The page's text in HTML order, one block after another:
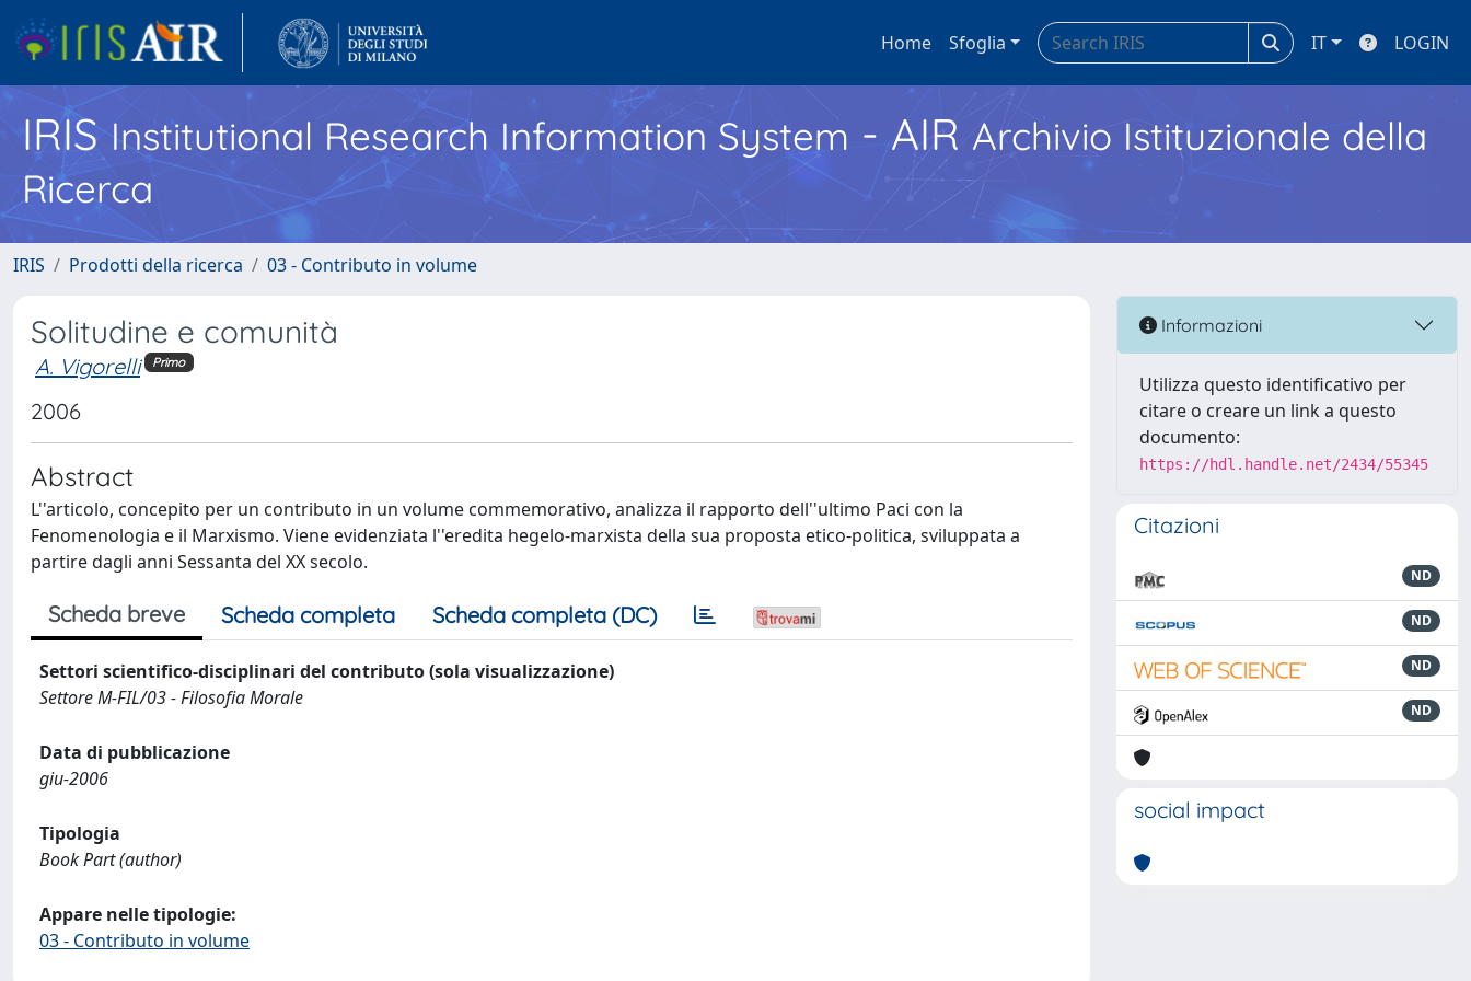
Home Sfoglia IT LOGIN
IRISInstitutional Research Information System - AIR Archivio Istituzionale della
Ricerca
IRIS Prodotti della ricerca 03 - Contributo in volume
Solitudine e comunità
A. Vigorelli Primo
2006
Abstract
L''articolo, concepito per un contributo in un volume commemorativo, analizza il rapporto dell''ultimo Paci con la
Fenomenologia e il Marxismo. Viene evidenziata l''eredita hegelo-marxista della sua proposta etico-politica, sviluppata a
partire dagli anni Sessanta del XX secolo.
Scheda breve Scheda completa Scheda completa (DC)
Settori scientifico-disciplinari del contributo (sola visualizzazione)
Settore M-FIL/03 - Filosofia Morale
Data di pubblicazione
giu-2006
Tipologia
Book Part (author)
Appare nelle tipologie:
03 - Contributo in volume
Informazioni
Utilizza questo identificativo per
citare o creare un link a questo
documento:
https://hdl.handle.net/2434/55345
Citazioni
ND
ND
ND
ND
social impact